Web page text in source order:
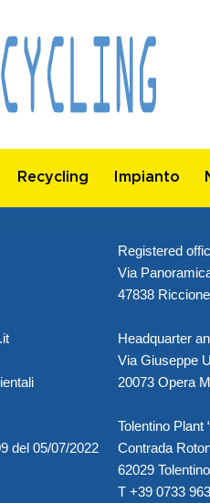
Recycling Impianto
del 05/07/2022
Registered
Via
47838
Headquarter
Via Giuseppe
20073 Opera
Tolentino Plant
Contrada
62029
T +39 0733